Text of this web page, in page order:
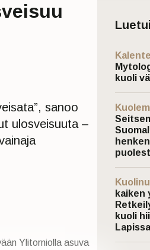
sanoo
ulosveisuuta –
Ylitorniolla asuva
kuoli
kaiken
kuoli
Lapissa